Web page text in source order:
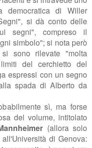
democratica di Willer
si dà conto delle
segni", compreso il
simbolo"; si nota però
sono rilevate "molta
del cerchietto del
espressi con un segno
spada di Alberto da
sì, ma forse
del volume, intitolato
(allora solo
di Genova: